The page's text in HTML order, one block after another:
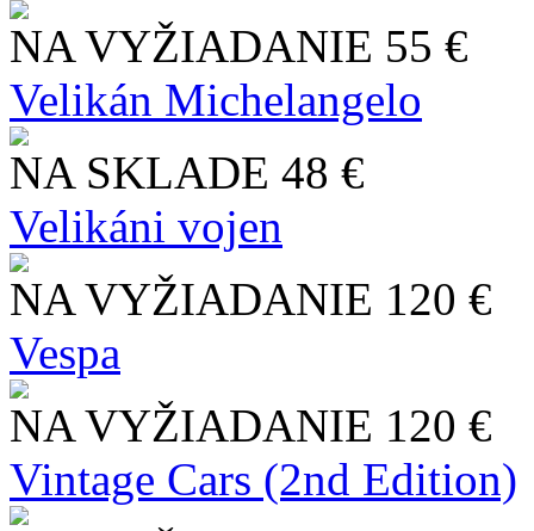
NA VYŽIADANIE 55 €
Velikán Michelangelo
NA SKLADE 48 €
Velikáni vojen
NA VYŽIADANIE 120 €
Vespa
NA VYŽIADANIE 120 €
Vintage Cars (2nd Edition)